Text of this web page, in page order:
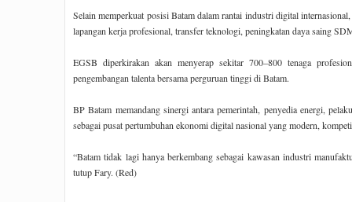
Selain memperkuat posisi Batam dalam rantai industri digital
lapangan kerja profesional, transfer teknologi, peningkatan daya saing
EGSB diperkirakan akan menyerap sekitar 700–800 tenaga
pengembangan talenta bersama perguruan tinggi di Batam.
BP Batam memandang sinergi antara pemerintah, penyedia energi,
sebagai pusat pertumbuhan ekonomi digital nasional yang modern,
“Batam tidak lagi hanya berkembang sebagai kawasan industri
tutup Fary. (Red)
menko airlangga Anonymousonmeriahkan hut ke 51 bp